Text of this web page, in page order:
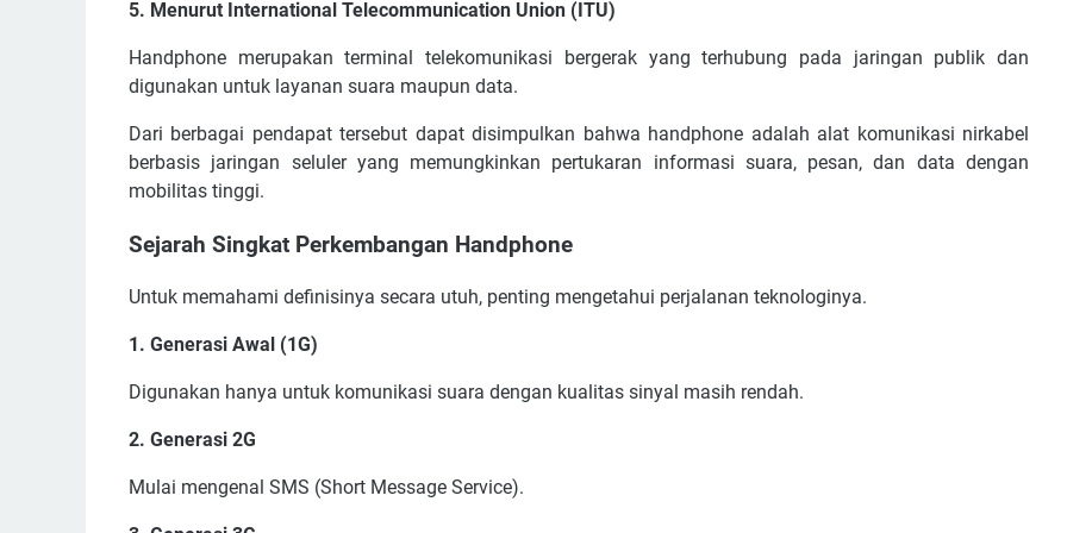
5. Menurut International Telecommunication Union (ITU)
Handphone merupakan terminal telekomunikasi bergerak yang terhubung pada jaringan publik dan
digunakan untuk layanan suara maupun data.
Dari berbagai pendapat tersebut dapat disimpulkan bahwa handphone adalah alat komunikasi nirkabel
berbasis jaringan seluler yang memungkinkan pertukaran informasi suara, pesan, dan data dengan
mobilitas tinggi.
Sejarah Singkat Perkembangan Handphone
Untuk memahami definisinya secara utuh, penting mengetahui perjalanan teknologinya.
1. Generasi Awal (1G)
Digunakan hanya untuk komunikasi suara dengan kualitas sinyal masih rendah.
2. Generasi 2G
Mulai mengenal SMS (Short Message Service).